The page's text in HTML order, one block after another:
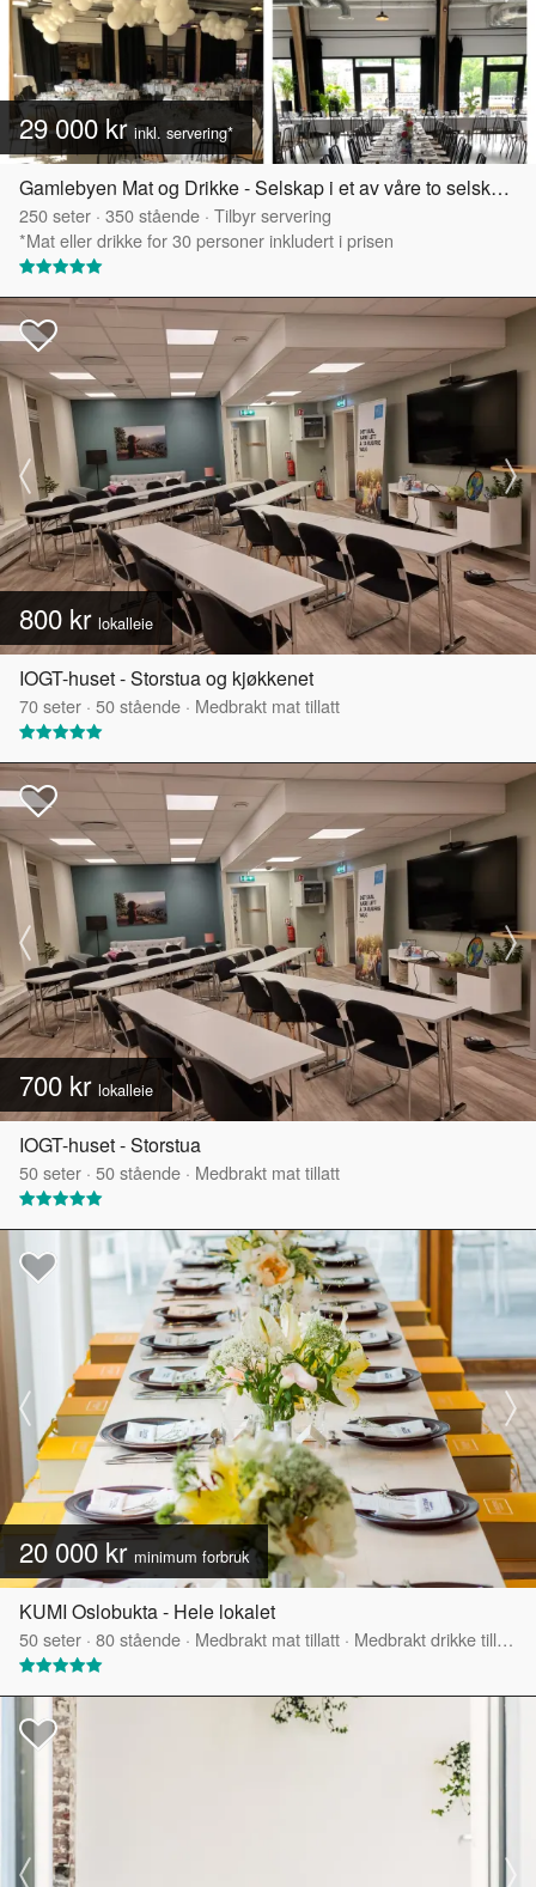
29 000 krinkl. servering*
Gamlebyen Mat og Drikke - Selskap i et av våre to selskapslokaler
250seter · 350stående · Tilbyr servering
*Mat eller drikke for 30 personer inkludert i prisen
800 kr lokalleie
IOGT-huset - Storstua og kjøkkenet
70seter · 50stående · Medbrakt mat tillatt
700 kr lokalleie
IOGT-huset - Storstua
50seter · 50stående · Medbrakt mat tillatt
20 000 kr minimum forbruk
KUMI Oslobukta - Hele lokalet
50seter · 80stående · Medbrakt mat tillatt · Medbrakt drikke tillatt